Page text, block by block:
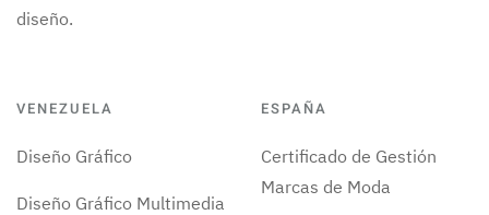
diseño.
VENEZUELA
Diseño Gráfico
Diseño Gráfico Multimedia
ESPAÑA
Certificado de Gestión
Marcas de Moda